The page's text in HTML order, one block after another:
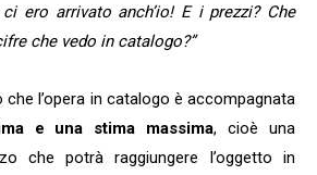
ero arrivato anch’io! E i prezzi? Che
che vedo in catalogo?”
l’opera in catalogo è accompagnata
e una stima massima, cioè una
che potrà raggiungere l’oggetto in